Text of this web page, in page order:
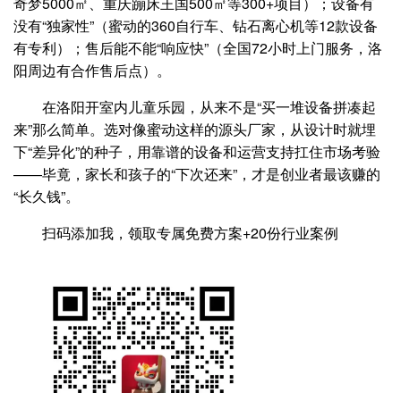
没有“独家性”（蜜动的360自行车、钻石离心机等12款设备
有专利）；售后能不能“响应快”（全国72小时上门服务，洛
阳周边有合作售后点）。
在洛阳开室内儿童乐园，从来不是“买一堆设备拼凑起
来”那么简单。选对像蜜动这样的源头厂家，从设计时就埋
下“差异化”的种子，用靠谱的设备和运营支持扛住市场考验
——毕竟，家长和孩子的“下次还来”，才是创业者最该赚的
“长久钱”。
扫码添加我，领取专属免费方案+20份行业案例